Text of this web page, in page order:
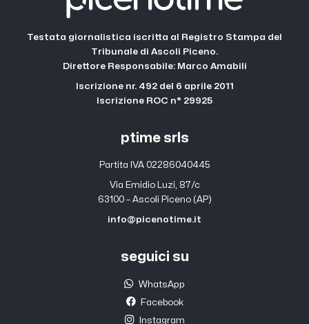
Testata giornalistica iscritta al Registro Stampa del
Tribunale di Ascoli Piceno.
Direttore Responsabile: Marco Amabili
Iscrizione nr. 492 del 6 aprile 2011
Iscrizione ROC n° 29925
ptime srls
Partita IVA 02286040445
Via Emidio Luzi, 87/c
63100 – Ascoli Piceno (AP)
info@picenotime.it
seguici su
WhatsApp
Facebook
Instagram